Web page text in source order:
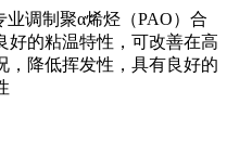
业调制聚α烯烃（PAO）合
好的粘温特性，可改善在高
，降低挥发性，具有良好的